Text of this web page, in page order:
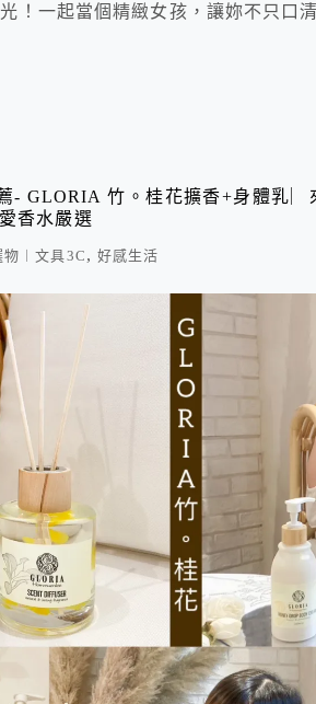
！一起當個精緻女孩，讓妳不只口
- GLORIA 竹。桂花擴香+身體乳
香水嚴選
物︱文具3C ,好感生活